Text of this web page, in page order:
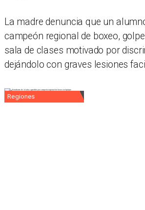
La madre denuncia que un
campeón regional de boxeo,
sala de clases motivado por
dejándolo con graves lesiones
Regiones